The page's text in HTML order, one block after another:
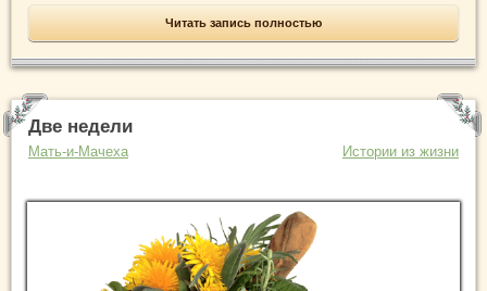
Читать запись полностью
Две недели
Мать-и-Мачеха Истории из жизни